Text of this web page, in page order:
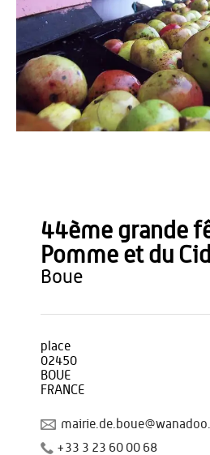
44ème grande
Pomme et du
boue
place
02450
BOUE
FRANCE
+33 3 23 60 00 68